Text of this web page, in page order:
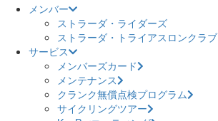
メンバー
ストラーダ・ライダーズ
ストラーダ・トライアスロンクラブ
サービス
メンバーズカード
メンテナンス
クランク無償点検プログラム
サイクリングツアー